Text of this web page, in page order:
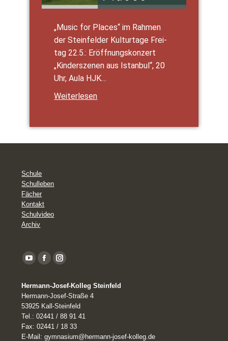
„Music for Places“ im Rah­men
der Stein­fel­der Kul­tur­ta­ge Frei­
tag 22.5.: Eröff­nungs­kon­zert
„Kin­der­sze­nen aus Istan­bul“, 20
Uhr, Aula HJK…
Wei­ter­le­sen
Schule
Schulleben
Fächer
Kontakt
Schulvideo
Archiv
YouTube
opens
in
new
window
FacebookInstagram
Hermann-Josef-Kolleg Steinfeld
Hermann-Josef-Straße 4
53925 Kall-Steinfeld
Tel.: 02441 / 88 91 41
Fax: 02441 / 18 33
E-Mail: gymnasium@hermann-josef-kolleg.de